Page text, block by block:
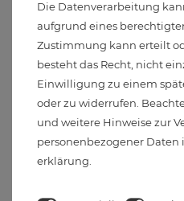
5W
Die Datenverarbeitung
aufgrund eines
Zustimmung kann erteilt
besteht das Recht, nicht
Einwilligung zu einem
oder zu widerrufen.
und weitere Hinweise zur
personenbezogener Daten
erklärung.